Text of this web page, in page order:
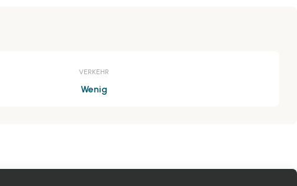
VERKEHR
Wenig